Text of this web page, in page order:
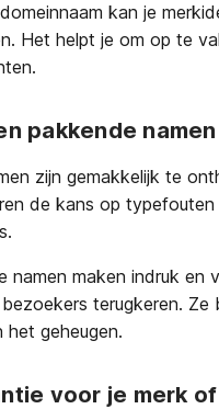
kan je
Het helpt je om op te
pakkende namen
zijn gemakkelijk te
de kans op
namen maken indruk en
terugkeren. Ze
het geheugen.
voor je merk